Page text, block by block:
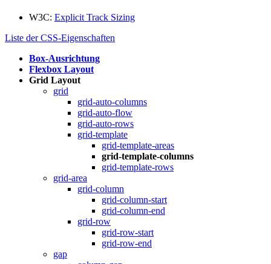
W3C: Explicit Track Sizing
Liste der CSS-Eigenschaften
Box-Ausrichtung
Flexbox Layout
Grid Layout
grid
grid-auto-columns
grid-auto-flow
grid-auto-rows
grid-template
grid-template-areas
grid-template-columns
grid-template-rows
grid-area
grid-column
grid-column-start
grid-column-end
grid-row
grid-row-start
grid-row-end
gap